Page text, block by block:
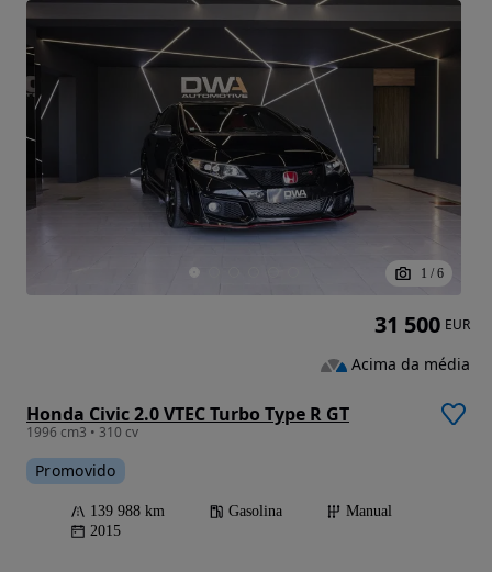
1 / 6
Honda Civic 2.0 VTEC Turbo Type R GT
1996 cm3 • 310 cv
Promovido
139 988 km Gasolina
Manual
2015
31 500 EUR
Acima da média